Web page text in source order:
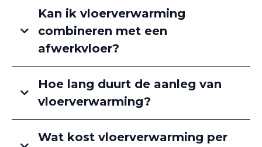
Kan ik vloerverwarming
combineren met een
afwerkvloer?
Hoe lang duurt de aanleg van
vloerverwarming?
Wat kost vloerverwarming per